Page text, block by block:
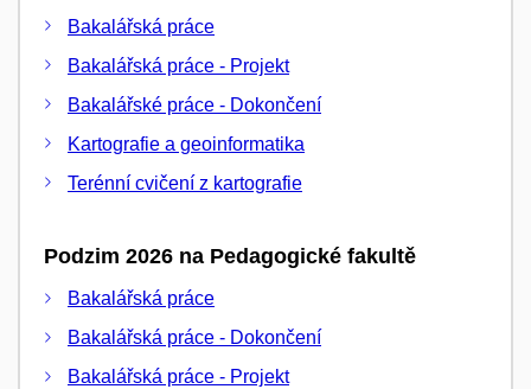
Bakalářská práce
Bakalářská práce - Projekt
Bakalářské práce - Dokončení
Kartografie a geoinformatika
Terénní cvičení z kartografie
Podzim 2026 na Pedagogické fakultě
Bakalářská práce
Bakalářská práce - Dokončení
Bakalářská práce - Projekt